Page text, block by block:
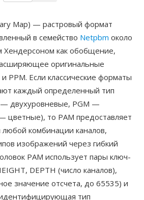
Map) — растровый формат
в семейство Netpbm около
Хендерсоном как обобщение,
оригинальные
PPM. Если классические форматы
каждый определенный тип
двухуровневые, PGM —
цветные), то PAM предоставляет
комбинации каналов,
изображений через гибкий
PAM использует пары ключ-
DEPTH (число каналов),
значение отсчета, до 65535) и
идентифицирующая тип